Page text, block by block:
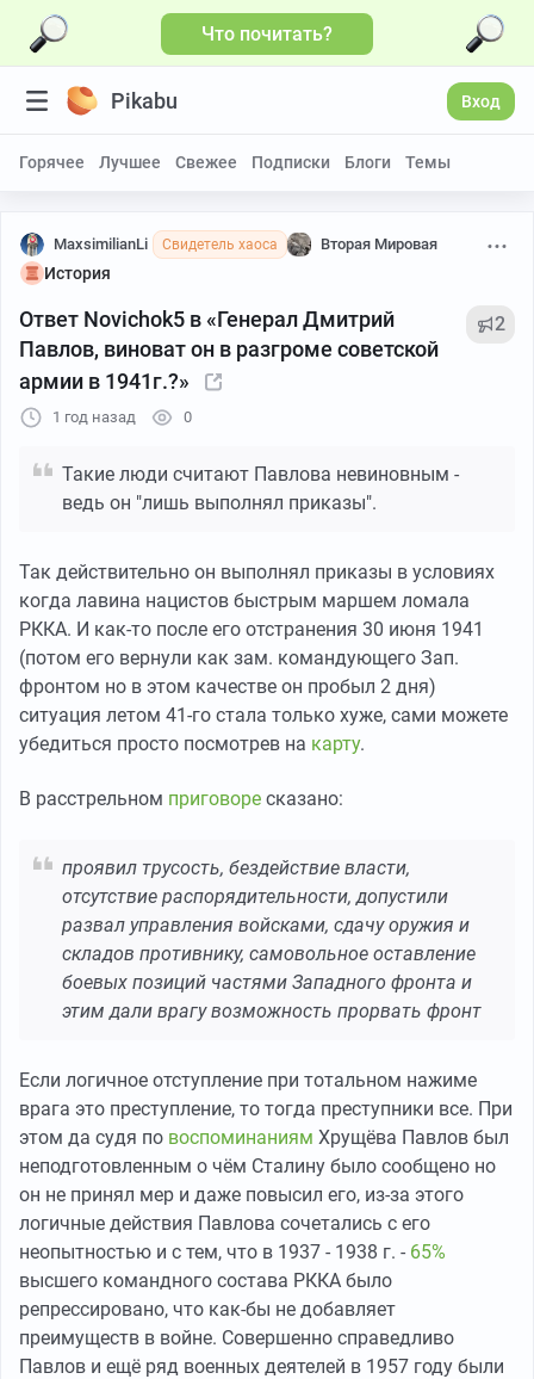
Что почитать?
Pikabu Вход
Горячее Лучшее Свежее Подписки Блоги Темы
MaxsimilianLi Свидетель хаоса Вторая Мировая
История
Ответ Novichok5 в «Генерал Дмитрий
Павлов, виноват он в разгроме советской
армии в 1941г.?»
2
1 год назад 0
Такие люди считают Павлова невиновным -
ведь он "лишь выполнял приказы".
Так действительно он выполнял приказы в условиях
когда лавина нацистов быстрым маршем ломала
РККА. И как-то после его отстранения 30 июня 1941
(потом его вернули как зам. командующего Зап.
фронтом но в этом качестве он пробыл 2 дня)
ситуация летом 41-го стала только хуже, сами можете
убедиться просто посмотрев на карту.
В расстрельном приговоре сказано:
проявил трусость, бездействие власти,
отсутствие распорядительности, допустили
развал управления войсками, сдачу оружия и
складов противнику, самовольное оставление
боевых позиций частями Западного фронта и
этим дали врагу возможность прорвать фронт
Если логичное отступление при тотальном нажиме
врага это преступление, то тогда преступники все. При
этом да судя по воспоминаниям Хрущёва Павлов был
неподготовленным о чём Сталину было сообщено но
он не принял мер и даже повысил его, из-за этого
логичные действия Павлова сочетались с его
неопытностью и с тем, что в 1937 - 1938 г. - 65%
высшего командного состава РККА было
репрессировано, что как-бы не добавляет
преимуществ в войне. Совершенно справедливо
Павлов и ещё ряд военных деятелей в 1957 году были